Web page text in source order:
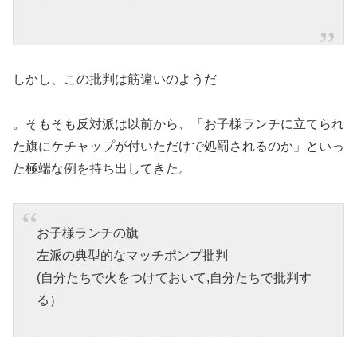
しかし、この批判は筋違いのようだ
。そもそも反対派は以前から、「お子様ランチに立てられ
た旗にケチャップが付いただけで処罰されるのか」といっ
た極端な例を持ち出してきた。
お子様ランチの旗
左派の典型的なマッチポンプ批判
(自分たちで火をつけておいて,自分たちで批判す
る）